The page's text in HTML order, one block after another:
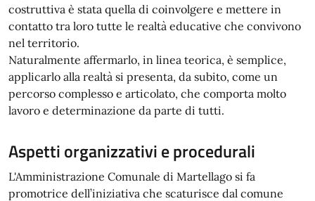
costruttiva è stata quella di coinvolgere e mettere in
contatto tra loro tutte le realtà educative che convivono
nel territorio.
Naturalmente affermarlo, in linea teorica, è semplice,
applicarlo alla realtà si presenta, da subito, come un
percorso complesso e articolato, che comporta molto
lavoro e determinazione da parte di tutti.
Aspetti organizzativi e procedurali
L'Amministrazione Comunale di Martellago si fa
promotrice dell’iniziativa che scaturisce dal comune